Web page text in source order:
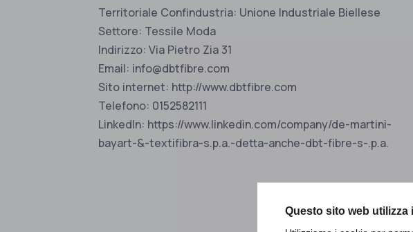
Questo sito web utilizza
Territoriale Confindustria: Unione Industriale Biellese
Settore: Tessile Moda
Indirizzo: Via Pietro Zia 31
Email: info@dbtfibre.com
Sito internet: http://www.dbtfibre.com
Telefono: 0152582111
LinkedIn: https://www.linkedin.com/company/de-martini-
bayart-&-textifibra-s.p.a.-detta-anche-dbt-fibre-s-.p.a.